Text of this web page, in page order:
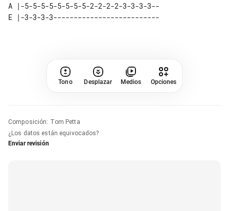
A |-5-5-5-5-5-5-5-5-2-2-2-2-3-3-3-3--
Tono Desplazar Medios Opciones
Composición: Tom Petta
¿Los datos están equivocados?
Enviar revisión